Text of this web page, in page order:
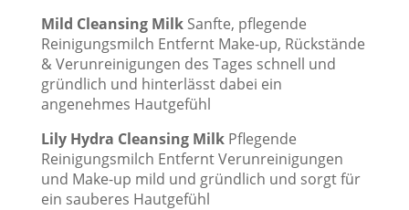
Mild Cleansing MilkSanfte, pflegende
Reinigungsmilch Entfernt Make-up, Rückstände
& Verunreinigungen des Tages schnell und
gründlich und hinterlässt dabei ein
angenehmes Hautgefühl
Lily Hydra Cleansing MilkPflegende
Reinigungsmilch Entfernt Verunreinigungen
und Make-up mild und gründlich und sorgt für
ein sauberes Hautgefühl